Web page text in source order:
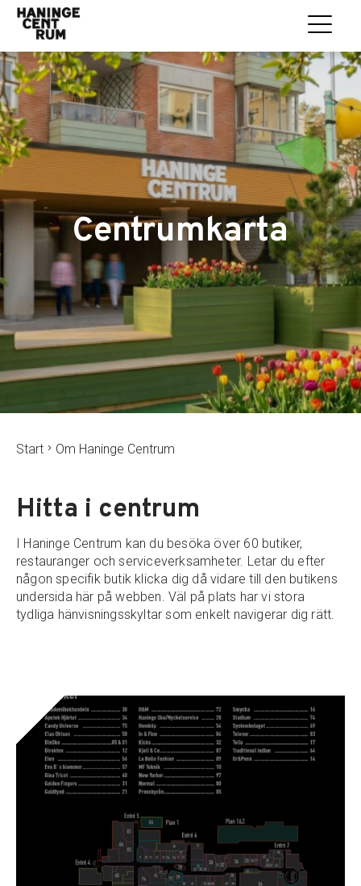
Centrumkarta
Start Om Haninge Centrum
Hitta i centrum
I Haninge Centrum kan du besöka över 60 butiker,
restauranger och serviceverksamheter. Letar du efter
någon specifik butik klicka dig då vidare till den butikens
undersida här på webben. Väl på plats har vi stora
tydliga hänvisningsskyltar som enkelt navigerar dig rätt.